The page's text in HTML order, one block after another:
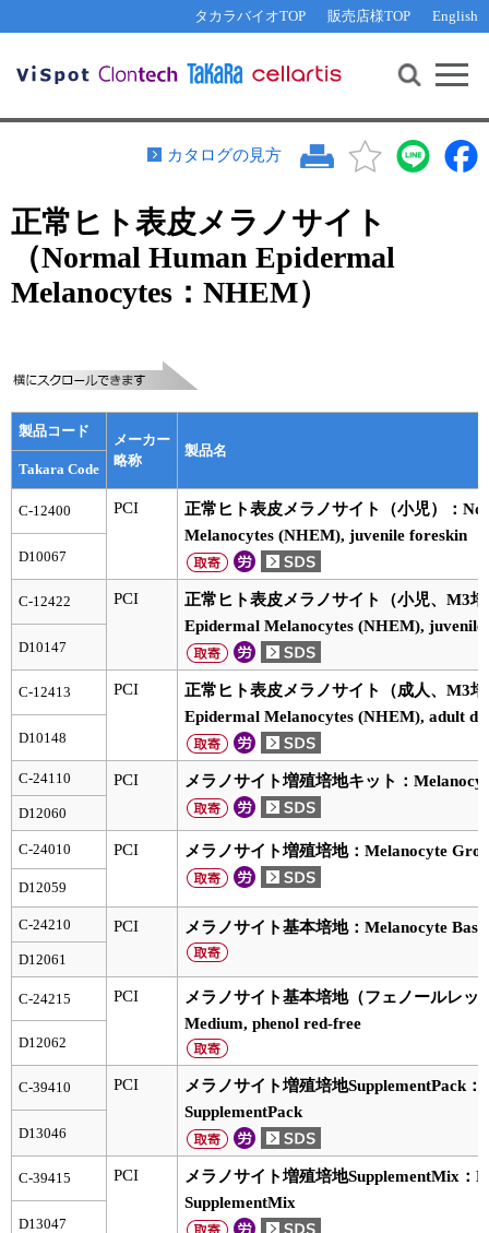
タカラバイオTOP 販売店様TOP English
機能解析・サイレンシング
PCR・等温増幅
リアルタイムPCR（qPCR）
装置・ソフトウェア
テクニカルサポートライン
その他 ライセンスに関するご相談
遺伝子組換え生物該当製品
研究支援ツール
Cut-Site Navigator 制限酵素切断サイトの検索
In-Fusion Cloning プライマー設計
抗体検索サイト
リアルタイムPCR（インターカレーター法）
プライマー検索・注文
ラーニングセンター
実験ガイド
リアルタイムPCR実験ガイド
遺伝子検査ガイド（食品・水質・家畜他）
幹細胞・再生医療研究ガイド
クローニング実験ガイド
細胞選択ガイド
RNAi実験ガイド
アプリケーションノート
プロトコール集
ユーザーズボイス集
動画ライブラリー
Q&A
お問い合わせ WEB会員登録
カタログの見方
正常ヒト表皮メラノサイト
（Normal Human Epidermal
Melanocytes：NHEM）
製品コード
メーカー
略称
製品名
Takara Code
C-12400 PCI
正常ヒト表皮メラノサイト（小児）：
Melanocytes (NHEM), juvenile foreskin
D10067
C-12422 PCI
正常ヒト表皮メラノサイト（小児、M3
Epidermal Melanocytes (NHEM),
D10147
C-12413 PCI
正常ヒト表皮メラノサイト（成人、M3
Epidermal Melanocytes (NHEM), adult
D10148
C-24110 PCI メラノサイト増殖培地キット：
D12060
C-24010 PCI メラノサイト増殖培地：Melanocyte
D12059
C-24210 PCI メラノサイト基本培地：Melanocyte
D12061
C-24215 PCI
メラノサイト基本培地（フェノールレッ
Medium, phenol red-free
D12062
C-39410 PCI
メラノサイト増殖培地SupplementPack
SupplementPack
D13046
C-39415 PCI
メラノサイト増殖培地SupplementMix：
SupplementMix
D13047